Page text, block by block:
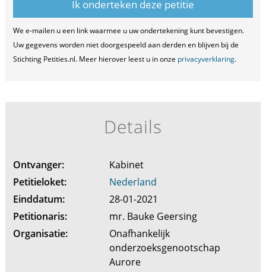
We e-mailen u een link waarmee u uw ondertekening kunt bevestigen.
Uw gegevens worden niet doorgespeeld aan derden en blijven bij de
Stichting Petities.nl. Meer hierover leest u in onze privacyverklaring.
Details
Ontvanger:
Kabinet
Petitieloket:
Nederland
Einddatum:
28-01-2021
Petitionaris:
mr. Bauke Geersing
Organisatie:
Onafhankelijk
onderzoeksgenootschap
Aurore